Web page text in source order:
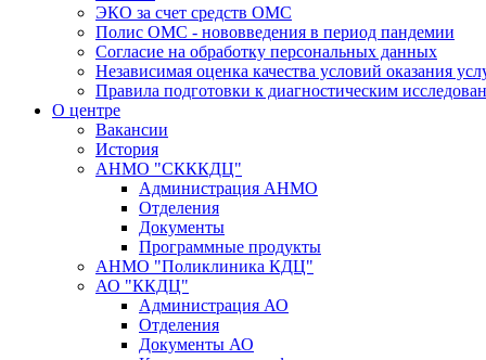
ЭКО за счет средств ОМС
Полис ОМС - нововведения в период пандемии
Согласие на обработку персональных данных
Независимая оценка качества условий оказания
Правила подготовки к диагностическим
О центре
Вакансии
История
АНМО "СКККДЦ"
Администрация АНМО
Отделения
Документы
Программные продукты
АНМО "Поликлиника КДЦ"
АО "ККДЦ"
Администрация АО
Отделения
Документы АО